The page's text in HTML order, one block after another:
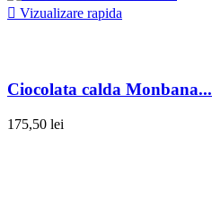
 Vizualizare rapida
Ciocolata calda Monbana...
175,50 lei